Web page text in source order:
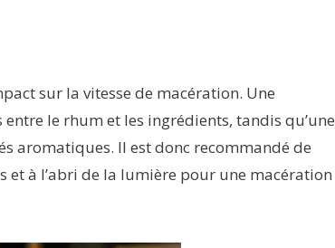
sur la vitesse de macération. Une
le rhum et les ingrédients, tandis qu’une
aromatiques. Il est donc recommandé de
à l’abri de la lumière pour une macération